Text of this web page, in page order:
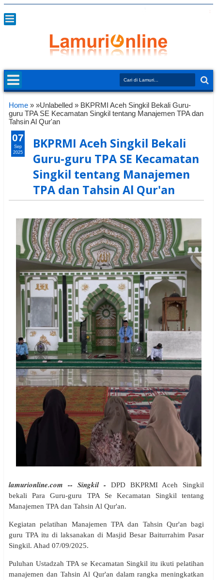
Home » »Unlabelled » BKPRMI Aceh Singkil Bekali Guru-
guru TPA SE Kecamatan Singkil tentang Manajemen TPA dan
Tahsin Al Qur'an
BKPRMI Aceh Singkil Bekali
Guru-guru TPA SE Kecamatan
Singkil tentang Manajemen
TPA dan Tahsin Al Qur'an
lamurionline.com -- Singkil -
DPD BKPRMI Aceh Singkil
bekali Para Guru-guru TPA Se Kecamatan Singkil tentang
Manajemen TPA dan Tahsin Al Qur'an.
Kegiatan pelatihan Manajemen TPA dan Tahsin Qur'an bagi
guru TPA itu di laksanakan di Masjid Besar Baiturrahim Pasar
Singkil. Ahad 07/09/2025.
Puluhan Ustadzah TPA se Kecamatan Singkil itu ikuti pelatihan
manajemen dan Tahsin Al Qur'an dalam rangka meningkatkan
07
Sep
2025